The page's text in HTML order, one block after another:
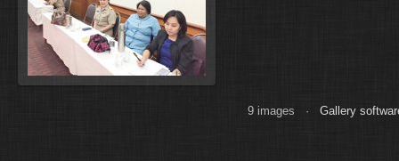
9 images · Gallery